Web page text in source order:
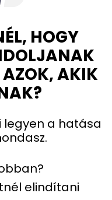
HOGY
AZOK, AKIK
legyen a hatása
elindítani